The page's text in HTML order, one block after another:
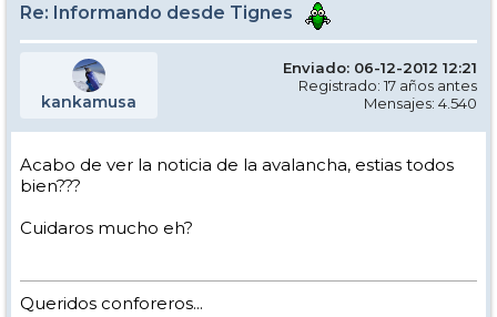
Re: Informando desde Tignes
kankamusa
Enviado: 06-12-2012 12:21
Registrado: 17 años antes
Mensajes: 4.540
Acabo de ver la noticia de la avalancha, estias todos
bien???
Cuidaros mucho eh?
Queridos conforeros...